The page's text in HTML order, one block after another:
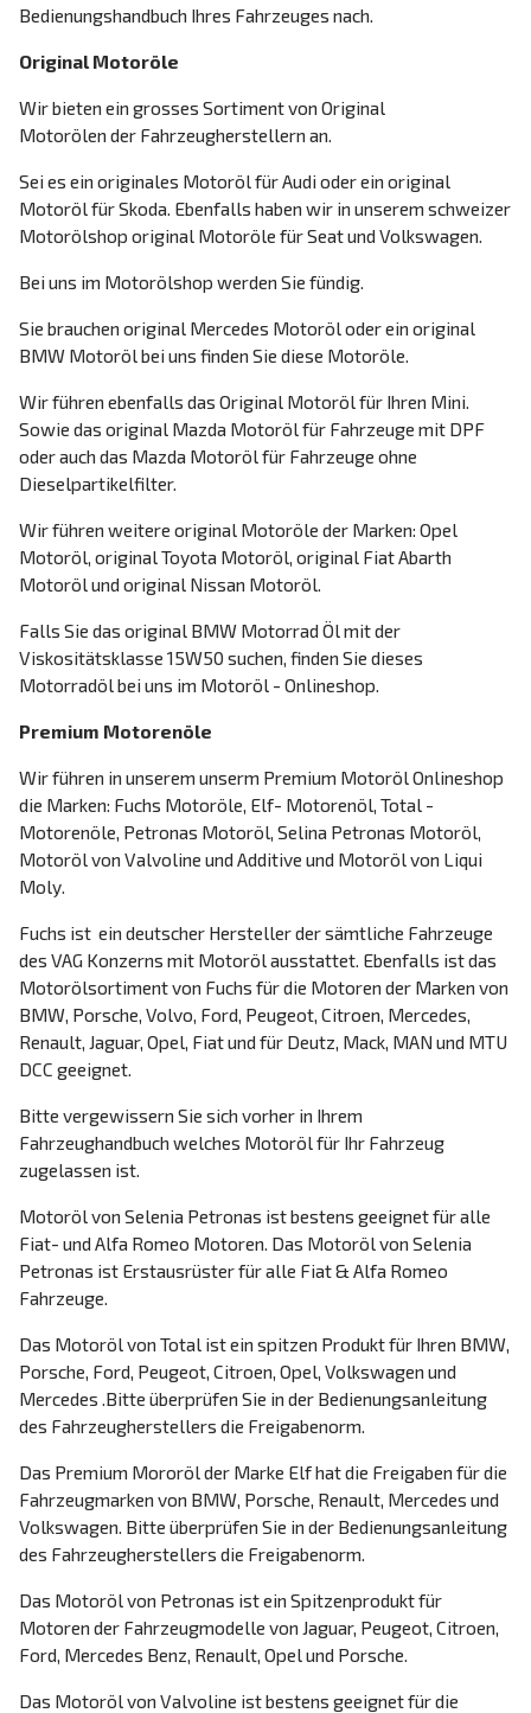
Bedienungshandbuch Ihres Fahrzeuges nach.
Original Motoröle
Wir bieten ein grosses Sortiment von Original
Motorölen der Fahrzeugherstellern an.
Sei es ein originales Motoröl für Audi oder ein original
Motoröl für Skoda. Ebenfalls haben wir in unserem schweizer
Motorölshop original Motoröle für Seat und Volkswagen.
Bei uns im Motorölshop werden Sie fündig.
Sie brauchen original Mercedes Motoröl oder ein original
BMW Motoröl bei uns finden Sie diese Motoröle.
Wir führen ebenfalls das Original Motoröl für Ihren Mini.
Sowie das original Mazda Motoröl für Fahrzeuge mit DPF
oder auch das Mazda Motoröl für Fahrzeuge ohne
Dieselpartikelfilter.
Wir führen weitere original Motoröle der Marken: Opel
Motoröl, original Toyota Motoröl, original Fiat Abarth
Motoröl und original Nissan Motoröl.
Falls Sie das original BMW Motorrad Öl mit der
Viskositätsklasse 15W50 suchen, finden Sie dieses
Motorradöl bei uns im Motoröl - Onlineshop.
Premium Motorenöle
Wir führen in unserem unserm Premium Motoröl Onlineshop
die Marken: Fuchs Motoröle, Elf- Motorenöl, Total -
Motorenöle, Petronas Motoröl, Selina Petronas Motoröl,
Motoröl von Valvoline und Additive und Motoröl von Liqui
Moly.
Fuchs ist ein deutscher Hersteller der sämtliche Fahrzeuge
des VAG Konzerns mit Motoröl ausstattet. Ebenfalls ist das
Motorölsortiment von Fuchs für die Motoren der Marken von
BMW, Porsche, Volvo, Ford, Peugeot, Citroen, Mercedes,
Renault, Jaguar, Opel, Fiat und für Deutz, Mack, MAN und MTU
DCC geeignet.
Bitte vergewissern Sie sich vorher in Ihrem
Fahrzeughandbuch welches Motoröl für Ihr Fahrzeug
zugelassen ist.
Motoröl von Selenia Petronas ist bestens geeignet für alle
Fiat- und Alfa Romeo Motoren. Das Motoröl von Selenia
Petronas ist Erstausrüster für alle Fiat & Alfa Romeo
Fahrzeuge.
Das Motoröl von Total ist ein spitzen Produkt für Ihren BMW,
Porsche, Ford, Peugeot, Citroen, Opel, Volkswagen und
Mercedes .Bitte überprüfen Sie in der Bedienungsanleitung
des Fahrzeugherstellers die Freigabenorm.
Das Premium Mororöl der Marke Elf hat die Freigaben für die
Fahrzeugmarken von BMW, Porsche, Renault, Mercedes und
Volkswagen. Bitte überprüfen Sie in der Bedienungsanleitung
des Fahrzeugherstellers die Freigabenorm.
Das Motoröl von Petronas ist ein Spitzenprodukt für
Motoren der Fahrzeugmodelle von Jaguar, Peugeot, Citroen,
Ford, Mercedes Benz, Renault, Opel und Porsche.
Das Motoröl von Valvoline ist bestens geeignet für die